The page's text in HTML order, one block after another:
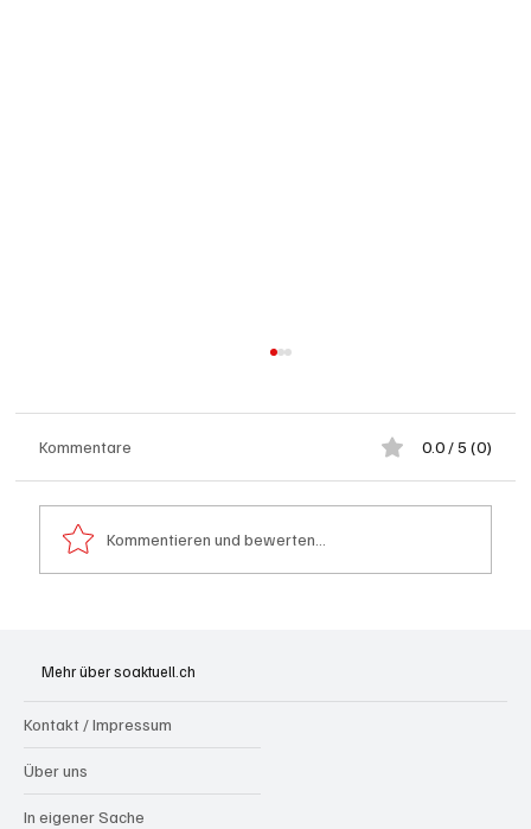
Kommentare 0.0 / 5 (0)
Kommentieren und bewerten...
Mehr über soaktuell.ch
Kontakt / Impressum
Über uns
In eigener Sache